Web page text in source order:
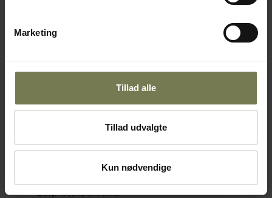
Marketing
Tillad alle
Tillad udvalgte
Kun nødvendige
Varenr: 51756331
Din pris (ekskl. moms)